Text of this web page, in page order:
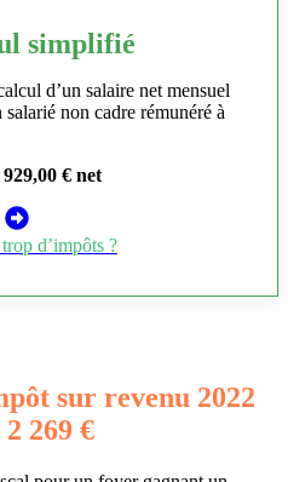
simplifié
d’un salaire net mensuel
non cadre rémunéré à
929,00 € net
d’impôts ?
sur revenu 2022
269 €